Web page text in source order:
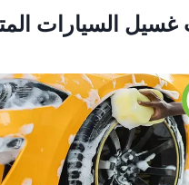
السيارات